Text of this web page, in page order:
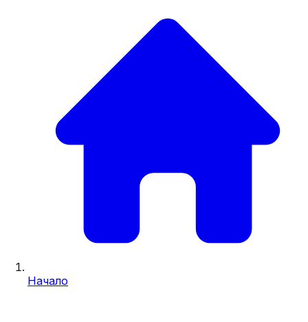
Начало